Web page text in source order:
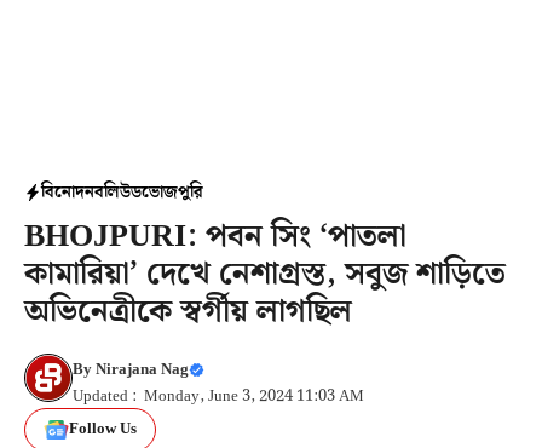
বিনোদনবলিউডভোজপুরি
BHOJPURI: পবন সিং ‘পাতলা
কামারিয়া’ দেখে নেশাগ্রস্ত, সবুজ শাড়িতে
অভিনেত্রীকে স্বর্গীয় লাগছিল
ByNirajana Nag
Updated : Monday, June 3, 2024 11:03 AM
Follow Us